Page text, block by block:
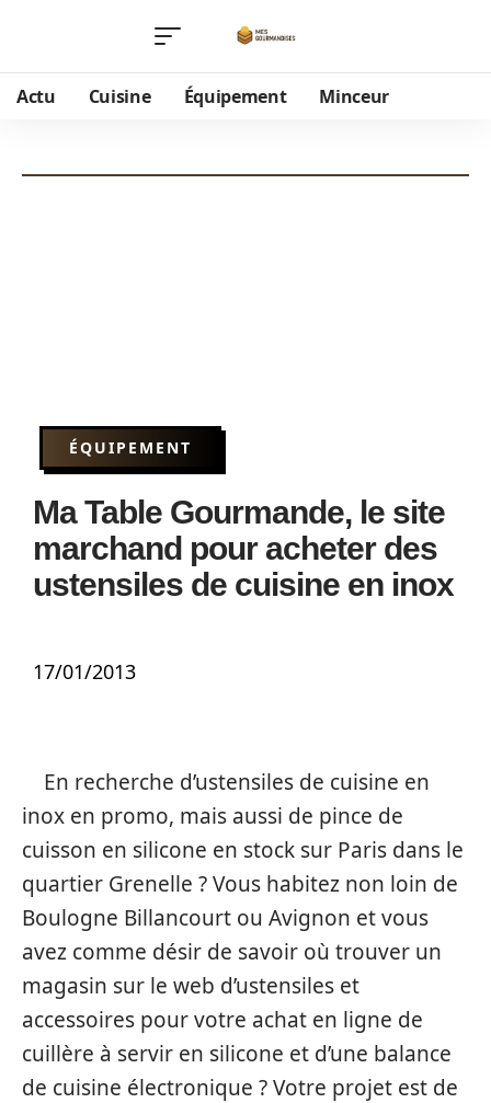
Actu Cuisine Équipement Minceur
ÉQUIPEMENT
Ma Table Gourmande, le site
marchand pour acheter des
ustensiles de cuisine en inox
17/01/2013
En recherche d’ustensiles de cuisine en
inox en promo, mais aussi de pince de
cuisson en silicone en stock sur Paris dans le
quartier Grenelle ? Vous habitez non loin de
Boulogne Billancourt ou Avignon et vous
avez comme désir de savoir où trouver un
magasin sur le web d’ustensiles et
accessoires pour votre achat en ligne de
cuillère à servir en silicone et d’une balance
de cuisine électronique ? Votre projet est de